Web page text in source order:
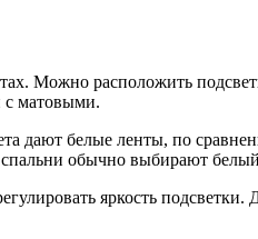
Можно расположить
с матовыми.
дают белые ленты, по
обычно выбирают
яркость подсветки.